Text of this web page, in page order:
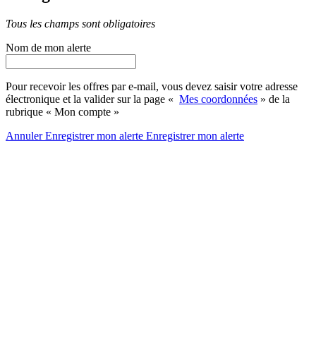
Tous les champs sont obligatoires
Nom de mon alerte
Pour recevoir les offres par e-mail, vous devez saisir votre adresse
électronique et la valider sur la page « Mes coordonnées » de la
rubrique « Mon compte »
AnnulerEnregistrer mon alerte Enregistrermon alerte